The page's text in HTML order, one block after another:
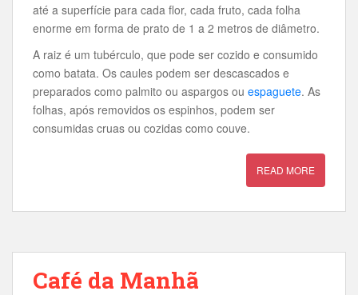
até a superfície para cada flor, cada fruto, cada folha
enorme em forma de prato de 1 a 2 metros de diâmetro.
A raiz é um tubérculo, que pode ser cozido e consumido
como batata. Os caules podem ser descascados e
preparados como palmito ou aspargos ou espaguete. As
folhas, após removidos os espinhos, podem ser
consumidas cruas ou cozidas como couve.
READ MORE
Café da Manhã